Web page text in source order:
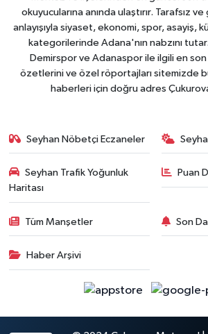
okuyucularına anında ulaştırır. Tarafsız
anlayışıyla siyaset, ekonomi, spor, asayiş,
kategorilerinde Adana'nın nabzını
Demirspor ve Adanaspor ile ilgili en
özetlerini ve özel röportajları sitemizde
haberleri için doğru adres
Seyhan Nöbetçi Eczaneler
Seyhan Trafik Yoğunluk
Haritası
Puan
Tüm Manşetler Son
Haber Arşivi